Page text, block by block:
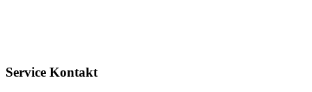
Service Kontakt